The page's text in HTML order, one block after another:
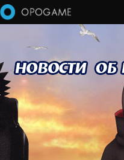
Перейти к основному